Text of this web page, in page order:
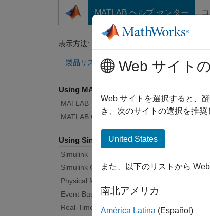
コンテンツへスキップ
MATLAB ヘルプ センター
表示方法:
製品リスト
Using MATLAB
MATLAB
MATLAB Copilot
Using Simulink
Simulink
Simulink Copilot
Physical Modeling
Event-Based Modeling
Real-Time Simulation and Testing
Web サイト
Web サイトを選択すると、
き、次のサイトの選択を推奨
United States
また、以下のリストから
南北アメリカ
América Latina (Español)